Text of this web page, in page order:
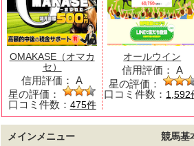
OMAKASE（オマカ
セ）
信用評価： A
星の評価：
口コミ件数： 475件
オールウイン
信用評価： A
星の評価：
口コミ件数： 1,592
メインメニュー
競馬基